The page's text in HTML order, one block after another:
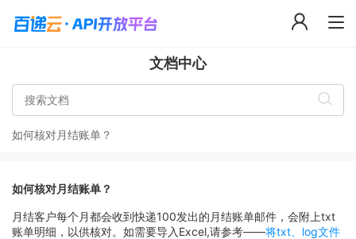
文档中心
如何核对月结账单？
如何核对月结账单？
月结客户每个月都会收到快递100发出的月结账单邮件，会附上txt
账单明细，以供核对。如需要导入Excel,请参考——将txt、log文件